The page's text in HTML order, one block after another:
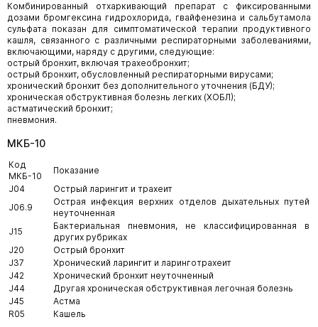
Комбинированный отхаркивающий препарат с фиксированными
дозами бромгексина гидрохлорида, гвайфенезина и сальбутамола
сульфата показан для симптоматической терапии продуктивного
кашля, связанного с различными респираторными заболеваниями,
включающими, наряду с другими, следующие:
острый бронхит, включая трахеобронхит;
острый бронхит, обусловленный респираторными вирусами;
хронический бронхит без дополнительного уточнения (БДУ);
хроническая обструктивная болезнь легких (ХОБЛ);
астматический бронхит;
пневмония.
МКБ-10
Код
МКБ-10
Показание
J04
Острый ларингит и трахеит
J06.9
Острая инфекция верхних отделов дыхательных путей
неуточненная
J15
Бактериальная пневмония, не классифицированная в
других рубриках
J20
Острый бронхит
J37
Хронический ларингит и ларинготрахеит
J42
Хронический бронхит неуточненный
J44
Другая хроническая обструктивная легочная болезнь
J45
Астма
R05
Кашель